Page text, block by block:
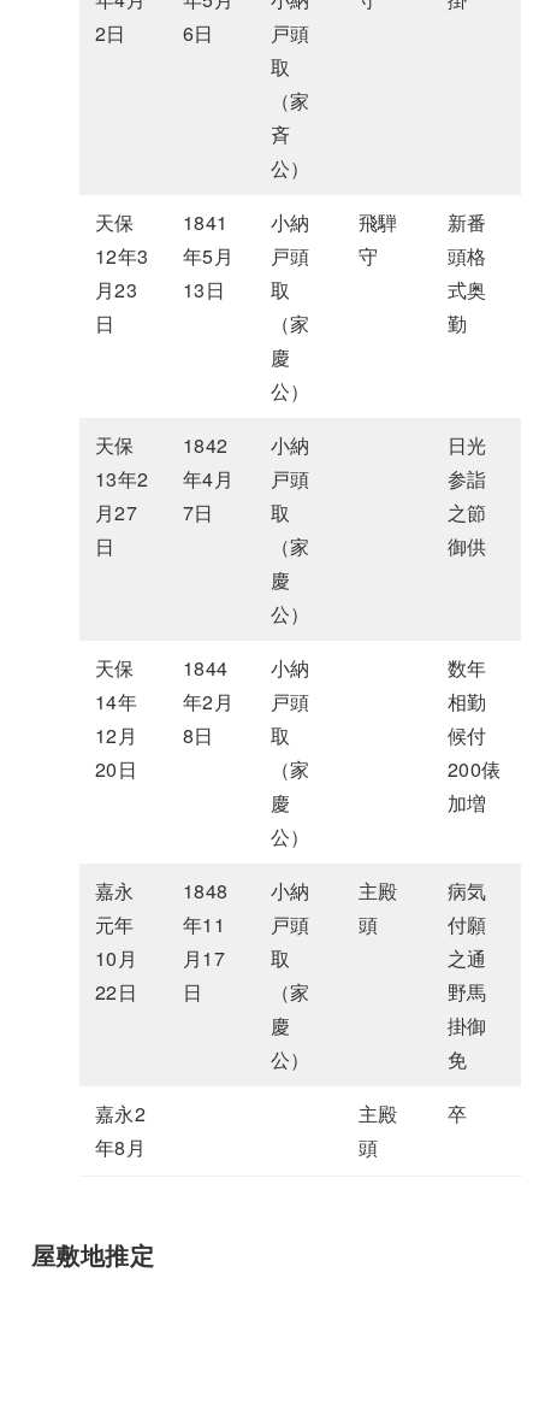
2日
6日
戸頭
取
（家
斉
公）
天保
12年3
月23
日
1841
年5月
13日
小納
戸頭
取
（家
慶
公）
飛騨
守
新番
頭格
式奥
勤
天保
13年2
月27
日
1842
年4月
7日
小納
戸頭
取
（家
慶
公）
日光
参詣
之節
御供
天保
14年
12月
20日
1844
年2月
8日
小納
戸頭
取
（家
慶
公）
数年
相勤
候付
200俵
加増
嘉永
元年
10月
22日
1848
年11
月17
日
小納
戸頭
取
（家
慶
公）
主殿
頭
病気
付願
之通
野馬
掛御
免
嘉永2
年8月
主殿
頭
卒
屋敷地推定